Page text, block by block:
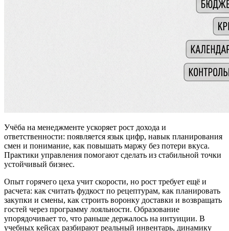
Учёба на менеджменте ускоряет рост дохода и
ответственности: появляется язык цифр, навык планирования
смен и понимание, как повышать маржу без потери вкуса.
Практики управления помогают сделать из стабильной точки
устойчивый бизнес.
Опыт горячего цеха учит скорости, но рост требует ещё и
расчета: как считать фудкост по рецептурам, как планировать
закупки и смены, как строить воронку доставки и возвращать
гостей через программу лояльности. Образование
упорядочивает то, что раньше держалось на интуиции. В
учебных кейсах разбирают реальный инвентарь, динамику